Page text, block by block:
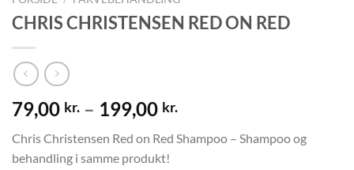
CHRIS CHRISTENSEN RED ON RED
79,00 kr. – 199,00 kr.
Chris Christensen Red on Red Shampoo – Shampoo og
behandling i samme produkt!